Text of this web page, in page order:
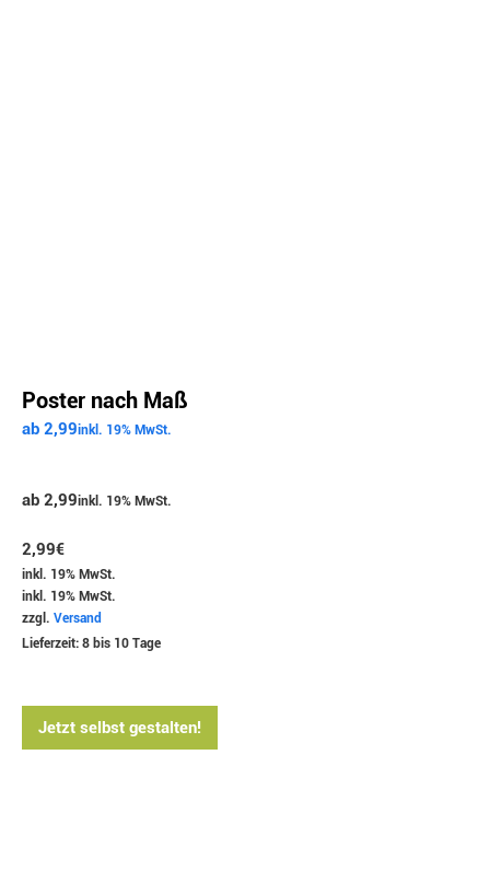
Poster nach Maß
ab 2,99inkl. 19% MwSt.
ab 2,99inkl. 19% MwSt.
2,99€
inkl. 19% MwSt.
inkl. 19% MwSt.
zzgl. Versand
Lieferzeit: 8 bis 10 Tage
Jetzt selbst gestalten!